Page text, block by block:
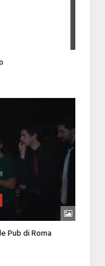
Pub di Roma